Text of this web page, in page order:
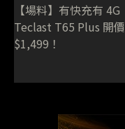
【場料】有快充有 4G
Teclast T65 Plus 開價
$1,499！